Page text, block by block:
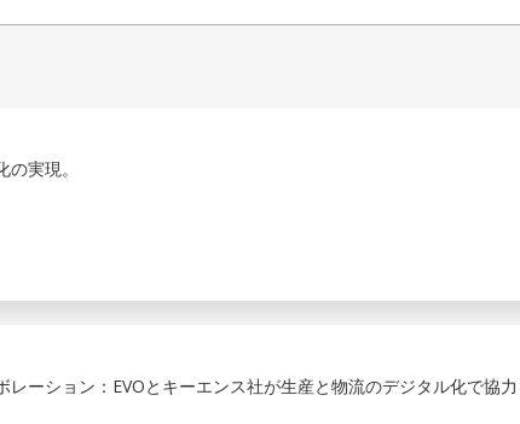
実現。
レーション：EVOとキーエンス社が生産と物流のデジタル化で協力